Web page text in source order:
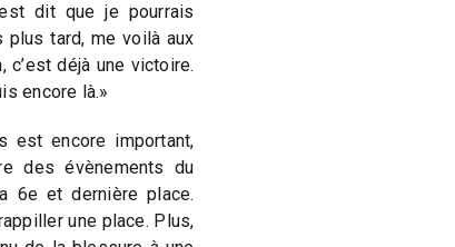
dit que je pourrais
plus tard, me voilà aux
c’est déjà une victoire.
encore là.»
est encore important,
des évènements du
6e et dernière place.
une place. Plus,